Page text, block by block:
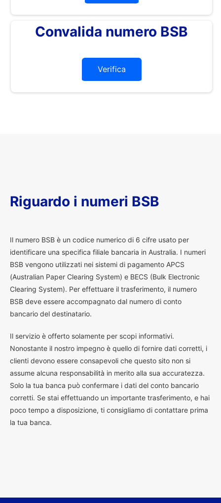
Convalida numero BSB
Verifica
Riguardo i numeri BSB
Il numero BSB è un codice numerico di 6 cifre usato per
identificare una specifica filiale bancaria in Australia. I numeri
BSB vengono utilizzati nei sistemi di pagamento APCS
(Australian Paper Clearing System) e BECS (Bulk Electronic
Clearing System). Per effettuare il trasferimento, il numero
BSB deve essere accompagnato dal numero di conto
bancario del destinatario.
Il servizio è offerto solamente per scopi informativi.
Nonostante il nostro impegno è quello di fornire dati corretti, i
clienti devono essere consapevoli che questo sito non si
assume alcuna responsabilità in merito alla sua accuratezza.
Solo la tua banca può confermare i dati del conto bancario
corretti. Se stai effettuando un importante trasferimento, e hai
poco tempo a disposizione, ti consigliamo di contattare prima
la tua banca.